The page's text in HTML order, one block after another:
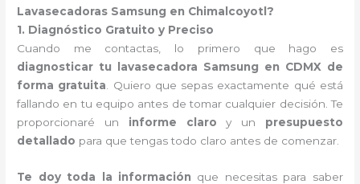
Lavasecadoras Samsung en Chimalcoyotl?
1. Diagnóstico Gratuito y Preciso
Cuando me contactas, lo primero que hago es
diagnosticar tu lavasecadora Samsung en CDMX de
forma gratuita . Quiero que sepas exactamente qué está
fallando en tu equipo antes de tomar cualquier decisión. Te
proporcionaré un informe claro y un presupuesto
detallado para que tengas todo claro antes de comenzar.
Te doy toda la información que necesitas para saber